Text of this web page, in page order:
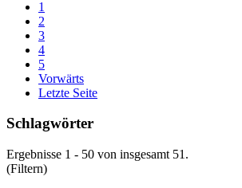
1
2
3
4
5
Vorwärts
Letzte Seite
Schlagwörter
Ergebnisse 1 - 50 von insgesamt 51.
(Filtern)